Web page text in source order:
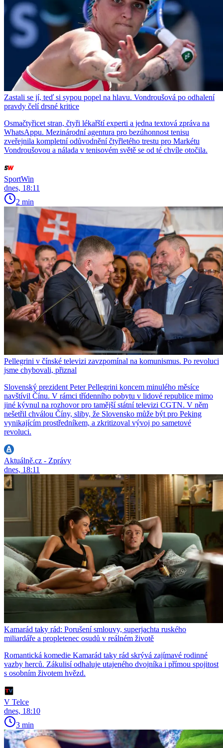
Zastali se jí, teď si sypou popel na hlavu. Vondroušová po odhalení
pravdy čelí drsné kritice
Osmačtyřicet stran, čtyři lékařští experti a jedna textová zpráva na
WhatsAppu. Mezinárodní agentura pro bezúhonnost tenisu
zveřejnila kompletní odůvodnění čtyřletého trestu pro Markétu
Vondroušovou a nálada v tenisovém světě se od té chvíle otočila.
SportWin
dnes, 18:11
2 min
Pellegrini v čínské televizi zavzpomínal na komunismus. Po revoluci
jsme chybovali, přiznal
Slovenský prezident Peter Pellegrini koncem minulého měsíce
navštívil Čínu. V rámci třídenního pobytu v lidové republice mimo
jiné kývnul na rozhovor pro tamější státní televizi CGTN. V něm
nešetřil chválou Číny, sliby, že Slovensko může být pro Peking
vynikajícím prostředníkem, a zkritizoval vývoj po sametové
revoluci.
Aktuálně.cz - Zprávy
dnes, 18:11
Kamarád taky rád: Porušení smlouvy, superjachta ruského
miliardáře a propletenec osudů v reálném životě
Romantická komedie Kamarád taky rád skrývá zajímavé rodinné
vazby herců. Zákulisí odhaluje utajeného dvojníka i přímou spojitost
s osobním životem hvězd.
V Telce
dnes, 18:10
3 min